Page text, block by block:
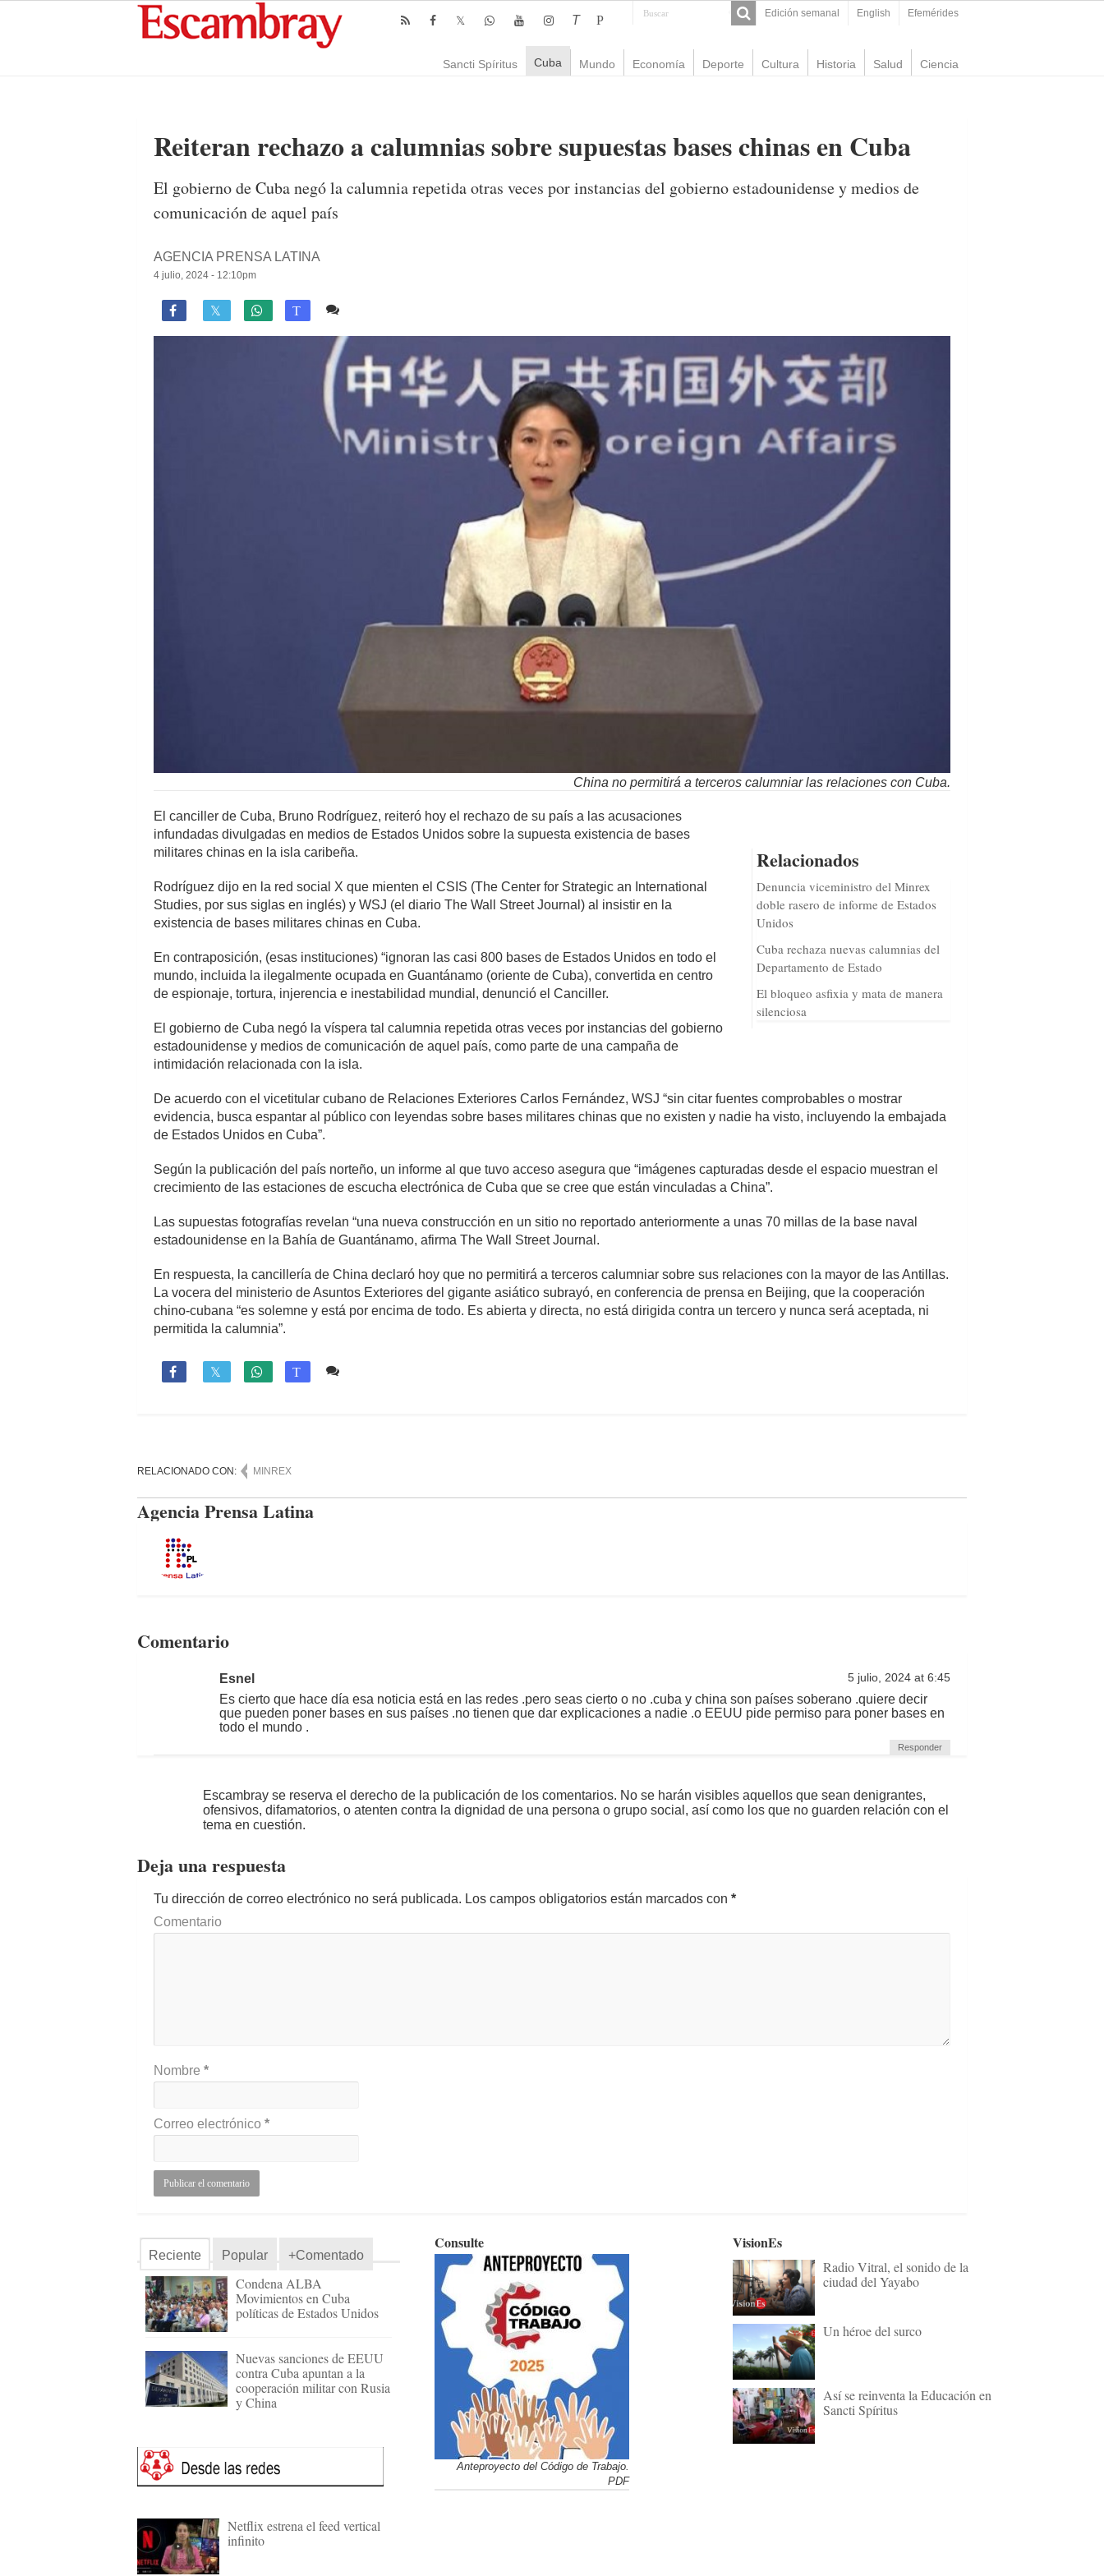
Edición semanal English Efemérides
T P
Sancti Spíritus Cuba Mundo Economía Deporte Cultura Historia Salud Ciencia
Reiteran rechazo a calumnias sobre supuestas bases chinas en Cuba
El gobierno de Cuba negó la calumnia repetida otras veces por instancias del gobierno estadounidense y medios de
comunicación de aquel país
AGENCIA PRENSA LATINA
4 julio, 2024 - 12:10pm
 T
China no permitirá a terceros calumniar las relaciones con Cuba.
Relacionados
Denuncia viceministro del Minrex
doble rasero de informe de Estados
Unidos
Cuba rechaza nuevas calumnias del
Departamento de Estado
El bloqueo asfixia y mata de manera
silenciosa
El canciller de Cuba, Bruno Rodríguez, reiteró hoy el rechazo de su país a las acusaciones
infundadas divulgadas en medios de Estados Unidos sobre la supuesta existencia de bases
militares chinas en la isla caribeña.
Rodríguez dijo en la red social X que mienten el CSIS (The Center for Strategic an International
Studies, por sus siglas en inglés) y WSJ (el diario The Wall Street Journal) al insistir en la
existencia de bases militares chinas en Cuba.
En contraposición, (esas instituciones) “ignoran las casi 800 bases de Estados Unidos en todo el
mundo, incluida la ilegalmente ocupada en Guantánamo (oriente de Cuba), convertida en centro
de espionaje, tortura, injerencia e inestabilidad mundial, denunció el Canciller.
El gobierno de Cuba negó la víspera tal calumnia repetida otras veces por instancias del gobierno
estadounidense y medios de comunicación de aquel país, como parte de una campaña de
intimidación relacionada con la isla.
De acuerdo con el vicetitular cubano de Relaciones Exteriores Carlos Fernández, WSJ “sin citar fuentes comprobables o mostrar
evidencia, busca espantar al público con leyendas sobre bases militares chinas que no existen y nadie ha visto, incluyendo la embajada
de Estados Unidos en Cuba”.
Según la publicación del país norteño, un informe al que tuvo acceso asegura que “imágenes capturadas desde el espacio muestran el
crecimiento de las estaciones de escucha electrónica de Cuba que se cree que están vinculadas a China”.
Las supuestas fotografías revelan “una nueva construcción en un sitio no reportado anteriormente a unas 70 millas de la base naval
estadounidense en la Bahía de Guantánamo, afirma The Wall Street Journal.
En respuesta, la cancillería de China declaró hoy que no permitirá a terceros calumniar sobre sus relaciones con la mayor de las Antillas.
La vocera del ministerio de Asuntos Exteriores del gigante asiático subrayó, en conferencia de prensa en Beijing, que la cooperación
chino-cubana “es solemne y está por encima de todo. Es abierta y directa, no está dirigida contra un tercero y nunca será aceptada, ni
permitida la calumnia”.
 T
RELACIONADO CON: MINREX
Agencia Prensa Latina
Comentario
Esnel 5 julio, 2024 at 6:45
Es cierto que hace día esa noticia está en las redes .pero seas cierto o no .cuba y china son países soberano .quiere decir
que pueden poner bases en sus países .no tienen que dar explicaciones a nadie .o EEUU pide permiso para poner bases en
todo el mundo .
Responder
Escambray se reserva el derecho de la publicación de los comentarios. No se harán visibles aquellos que sean denigrantes,
ofensivos, difamatorios, o atenten contra la dignidad de una persona o grupo social, así como los que no guarden relación con el
tema en cuestión.
Deja una respuesta
Tu dirección de correo electrónico no será publicada. Los campos obligatorios están marcados con *
Comentario
Nombre *
Correo electrónico *
Reciente Popular +Comentado
Condena ALBA
Movimientos en Cuba
políticas de Estados Unidos
Nuevas sanciones de EEUU
contra Cuba apuntan a la
cooperación militar con Rusia
y China
Netflix estrena el feed vertical
infinito
Consulte
Anteproyecto del Código de Trabajo.
PDF
VisionEs
Radio Vitral, el sonido de la
ciudad del Yayabo
Un héroe del surco
Así se reinventa la Educación en
Sancti Spíritus